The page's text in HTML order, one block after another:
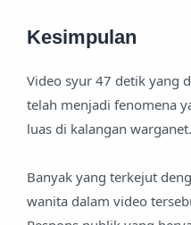
Kesimpulan
Video syur 47 detik yang
telah menjadi fenomena
luas di kalangan warganet.
Banyak yang terkejut
wanita dalam video